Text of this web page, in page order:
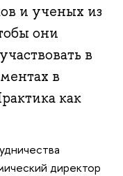
и ученых из
они
в
в
как
директор